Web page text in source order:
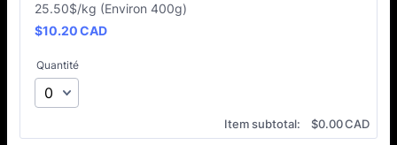
25.50$/kg (Environ 400g)
$10.20 CAD
$10.20CAD
Quantité
Item subtotal: $0.00 CAD
$0.00CAD